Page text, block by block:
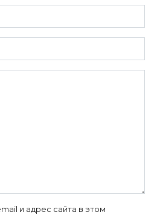
и адрес сайта в этом